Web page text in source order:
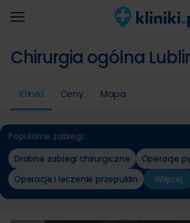
Chirurgia ogólna
Kliniki Ceny Mapa
Popularne zabiegi:
Drobne zabiegi chirurgiczne
Operacje
Operacje i leczenie przepuklin
Więcej